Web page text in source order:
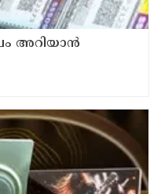
അറിയാൻ